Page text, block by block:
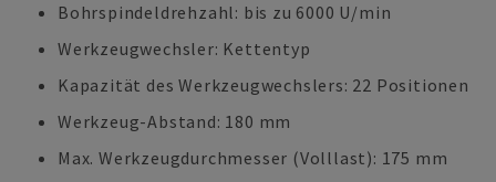
Bohrspindeldrehzahl: bis zu 6000 U/min
Werkzeugwechsler: Kettentyp
Kapazität des Werkzeugwechslers: 22 Positionen
Werkzeug-Abstand: 180 mm
Max. Werkzeugdurchmesser (Volllast): 175 mm